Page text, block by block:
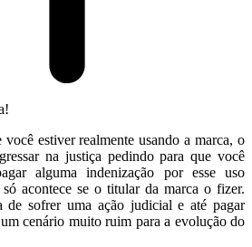
estiver realmente usando a marca, o
na justiça pedindo para que você
alguma indenização por esse uso
acontece se o titular da marca o fizer.
de sofrer uma ação judicial e até pagar
cenário muito ruim para a evolução do